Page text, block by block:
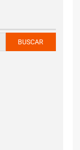
BUSCAR